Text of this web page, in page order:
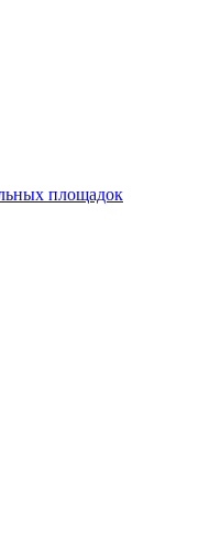
площадок